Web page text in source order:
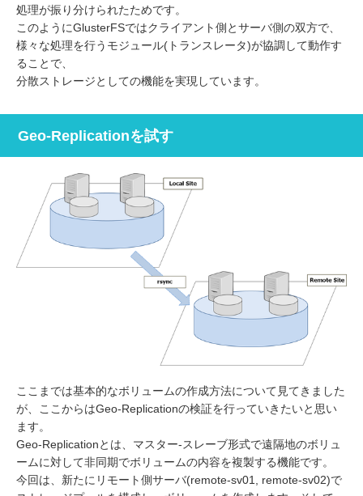
処理が振り分けられたためです。
このようにGlusterFSではクライアント側とサーバ側の双方で、
様々な処理を行うモジュール(トランスレータ)が協調して動作す
ることで、
分散ストレージとしての機能を実現しています。
Geo-Replicationを試す
ここまでは基本的なボリュームの作成方法について見てきました
が、ここからはGeo-Replicationの検証を行っていきたいと思い
ます。
Geo-Replicationとは、マスター-スレーブ形式で遠隔地のボリュ
ームに対して非同期でボリュームの内容を複製する機能です。
今回は、新たにリモート側サーバ(remote-sv01, remote-sv02)で